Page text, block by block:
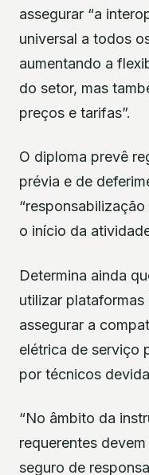
assegurar “a
universal a todos
aumentando a
do setor, mas
preços e tarifas”.
O diploma prevê
prévia e de
o início da
Determina ainda
utilizar
assegurar a
elétrica de serviço
por técnicos
“No âmbito da
requerentes
seguro de